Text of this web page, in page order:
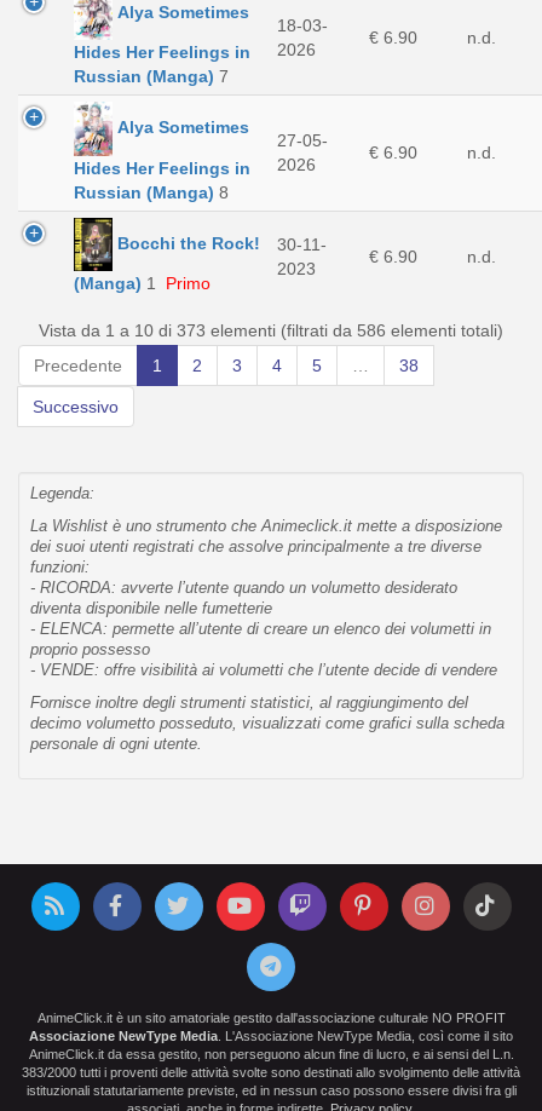
Alya Sometimes
Hides Her Feelings in
Russian (Manga) 7
18-03-
2026
€ 6.90 n.d.
Alya Sometimes
Hides Her Feelings in
Russian (Manga) 8
27-05-
2026
€ 6.90 n.d.
Bocchi the Rock!
(Manga) 1 Primo
30-11-
2023
€ 6.90 n.d.
Vista da 1 a 10 di 373 elementi (filtrati da 586 elementi totali)
Precedente
1 2 3 4 5 38
Successivo
Legenda:
La Wishlist è uno strumento che Animeclick.it mette a disposizione
dei suoi utenti registrati che assolve principalmente a tre diverse
funzioni:
- RICORDA: avverte l’utente quando un volumetto desiderato
diventa disponibile nelle fumetterie
- ELENCA: permette all’utente di creare un elenco dei volumetti in
proprio possesso
- VENDE: offre visibilità ai volumetti che l’utente decide di vendere
Fornisce inoltre degli strumenti statistici, al raggiungimento del
decimo volumetto posseduto, visualizzati come grafici sulla scheda
personale di ogni utente.
AnimeClick.it è un sito amatoriale gestito dall'associazione culturale NO PROFIT
Associazione NewType Media . L'Associazione NewType Media, così come il sito
AnimeClick.it da essa gestito, non perseguono alcun fine di lucro, e ai sensi del L.n.
383/2000 tutti i proventi delle attività svolte sono destinati allo svolgimento delle attività
istituzionali statutariamente previste, ed in nessun caso possono essere divisi fra gli